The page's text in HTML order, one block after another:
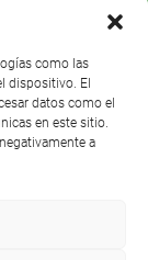
como las
dispositivo. El
datos como el
en este sitio.
a